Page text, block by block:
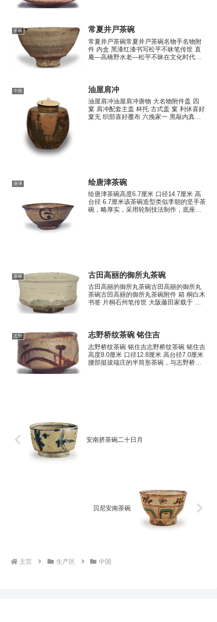
及碗身底...
茶碗 常夏井戸茶碗
常夏井戸茶碗常夏井戸茶碗名物手名物附
件 内盒 黑漆红漆书写松平不昧笔传世 直
庵—高橋野水老—松平不昧在文化时代，
中国 油屋肩冲
油屋肩冲油屋肩冲唐物 大名物附件盖 四
窠 肩冲配套主盖 杯托 古式盖 窠 利休喜好
窠无 织部喜好覆布 六挽家一 黑敲内真涂
唐津 绘唐津茶碗
绘唐津茶碗高度6.7厘米 口径14.7厘米 高
台径 6.7厘米该茶碗造型类似李朝的坚手茶
碗，略厚实，采用轮制技法制作，底座低
茶碗 古田高丽的御所丸茶碗
古田高丽的御所丸茶碗古田高丽的御所丸
茶碗古田高丽的御所丸茶碗附件 箱 桐白木
书签 片桐石州笔传世 大阪藤田家载于 藤
志野 志野桥纹茶碗 铭住吉
志野桥纹茶碗 铭住吉志野桥纹茶碗 铭住吉
高度8.0厘米 口径12.8厘米 高台径7.0厘米
腰部挺拔端庄的半筒形茶碗，与志野桥纹
安南挤茶碗二十日月
贝尼安南茶碗
主页 生产区 中国